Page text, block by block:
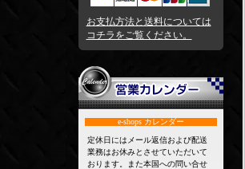
お支払方法と送料については
コチラをご覧ください。
e-shops カレンダー
定休日にはメール返信および配送
業務はお休みとさせていただいて
おります。また本国への問い合せ